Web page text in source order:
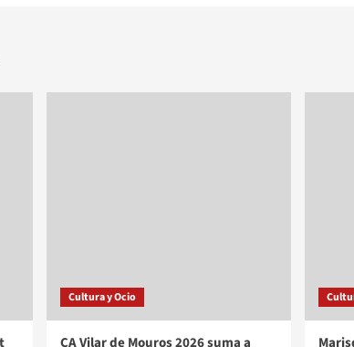
Cultura y Ocio
CA Vilar de Mouros 2026 suma a